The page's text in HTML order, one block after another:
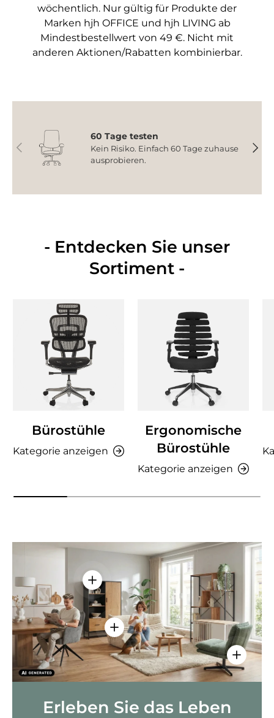
wöchentlich. Nur gültig für Produkte der
Marken hjh OFFICE und hjh LIVING ab
Mindestbestellwert von 49 €. Nicht mit
anderen Aktionen/Rabatten kombinierbar.
Vorherige
60 Tage testen
Kein Risiko. Einfach 60 Tage zuhause
ausprobieren.
- Entdecken Sie unser
Sortiment -
Bürostühle
Kategorie anzeigen
Ergonomische
Bürostühle
Kategorie anzeigen
Einzelheiten anzeigen - AMIO H -
Einzelheiten anzeigen - Sitzolo 2
Erleben Sie das Leben